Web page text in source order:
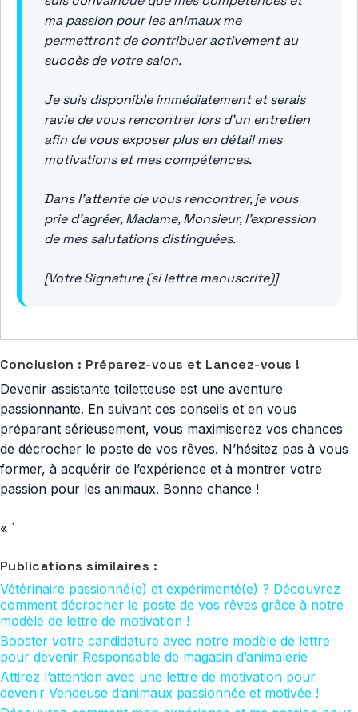
ma passion pour les animaux me
permettront de contribuer activement au
succès de votre salon.
Je suis disponible immédiatement et serais
ravie de vous rencontrer lors d’un entretien
afin de vous exposer plus en détail mes
motivations et mes compétences.
Dans l’attente de vous rencontrer, je vous
prie d’agréer, Madame, Monsieur, l’expression
de mes salutations distinguées.
[Votre Signature (si lettre manuscrite)]
Conclusion : Préparez-vous et Lancez-vous !
Devenir assistante toiletteuse est une aventure
passionnante. En suivant ces conseils et en vous
préparant sérieusement, vous maximiserez vos chances
de décrocher le poste de vos rêves. N’hésitez pas à vous
former, à acquérir de l’expérience et à montrer votre
passion pour les animaux. Bonne chance !
« `
Publications similaires :
Vétérinaire passionné(e) et expérimenté(e) ? Découvrez
comment décrocher le poste de vos rêves grâce à notre
modèle de lettre de motivation !
Booster votre candidature avec notre modèle de lettre
pour devenir Responsable de magasin d’animalerie
Attirez l’attention avec une lettre de motivation pour
devenir Vendeuse d’animaux passionnée et motivée !